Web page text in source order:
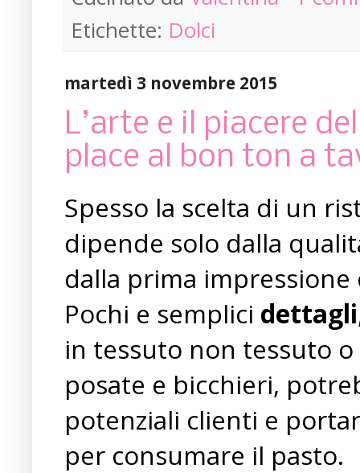
Etichette: Dolci
martedì 3 novembre 2015
L’arte e il piacere
place al bon ton a
Spesso la scelta di un
dipende solo dalla
dalla prima
Pochi e semplici dettagli
in tessuto non tessuto
posate e bicchieri,
potenziali clienti e
per consumare il pasto.